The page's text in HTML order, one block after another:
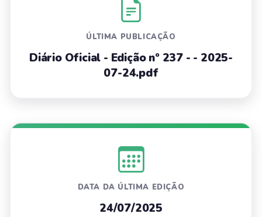
ÚLTIMA PUBLICAÇÃO
Diário Oficial - Edição nº 237 - - 2025-
07-24.pdf
DATA DA ÚLTIMA EDIÇÃO
24/07/2025